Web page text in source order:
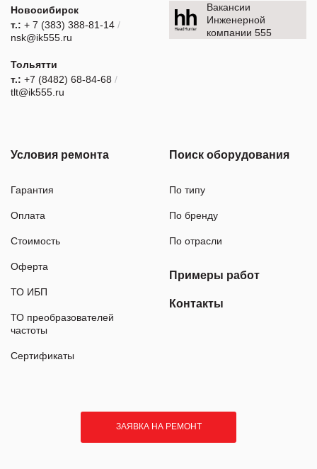
Новосибирск
т.: + 7 (383) 388-81-14 /
nsk@ik555.ru
Тольятти
т.: +7 (8482) 68-84-68 /
tlt@ik555.ru
Вакансии
Инженерной
компании 555
Условия ремонта
Гарантия
Оплата
Стоимость
Оферта
ТО ИБП
ТО преобразователей
частоты
Сертификаты
Поиск оборудования
По типу
По бренду
По отрасли
Примеры работ
Контакты
ЗАЯВКА НА РЕМОНТ